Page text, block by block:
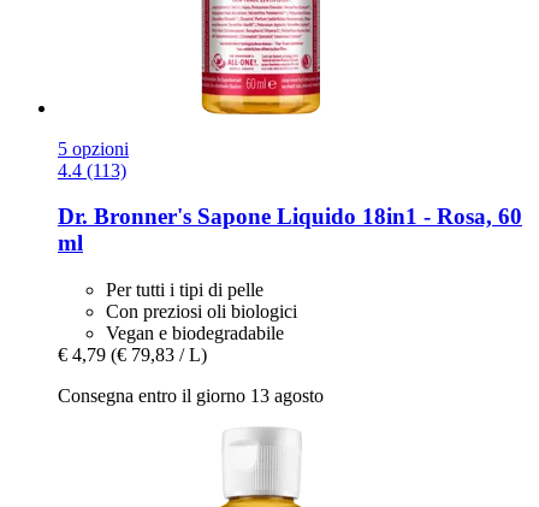
5 opzioni
4.4 (113)
Dr. Bronner's Sapone Liquido 18in1 -​ Rosa, 60
ml
Per tutti i tipi di pelle
Con preziosi oli biologici
Vegan e biodegradabile
€ 4,79 (€ 79,83 / L)
Consegna entro il giorno 13 agosto